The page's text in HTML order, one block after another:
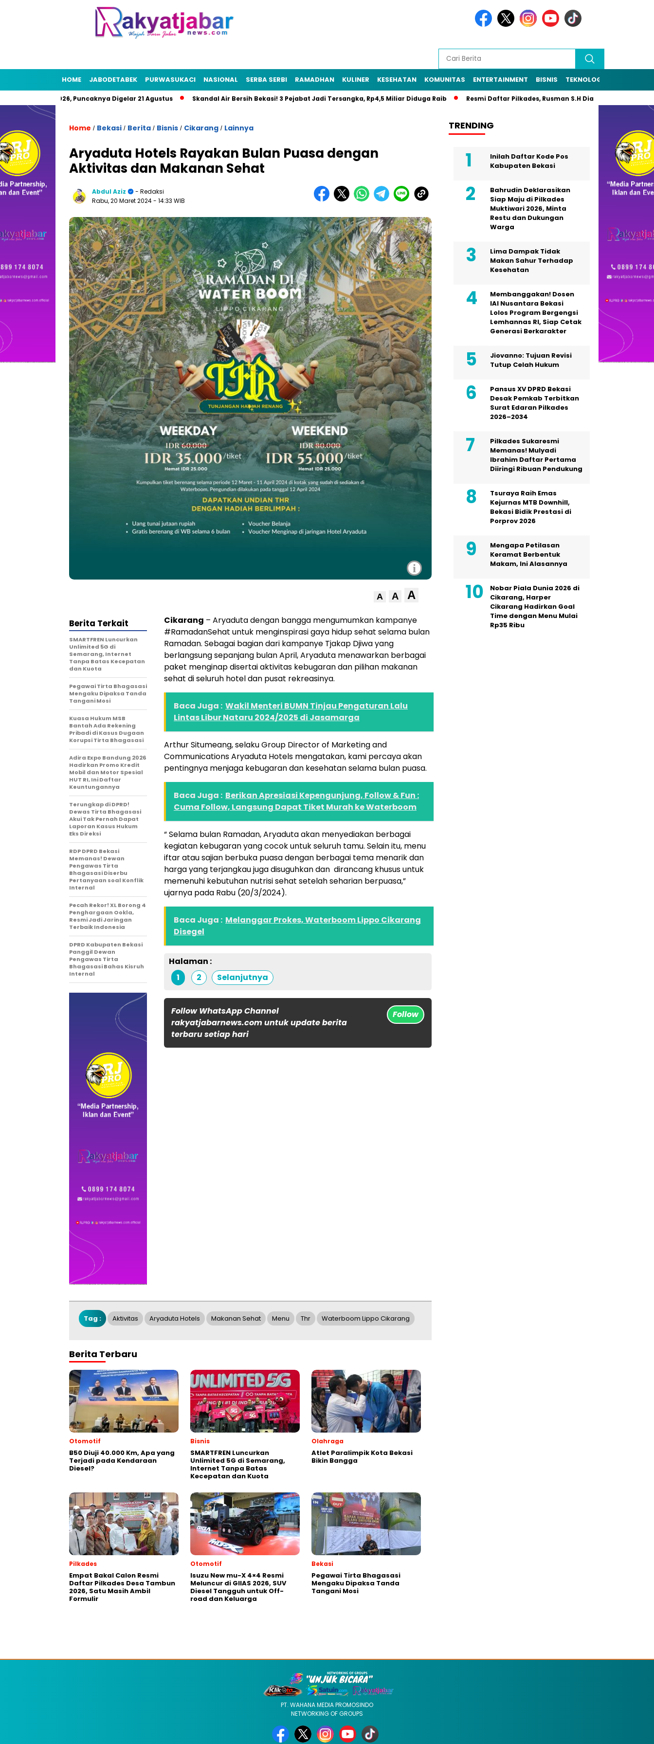
HOME JABODETABEK PURWASUKACI NASIONAL SERBA SERBI RAMADHAN KULINER KESEHATAN KOMUNITAS ENTERTAINMENT BISNIS TEKNOLOGI
RI 2026, Puncaknya Digelar 21 Agustus Skandal Air Bersih Bekasi! 3 Pejabat Jadi Tersangka, Rp4,5 Miliar Diduga Raib Resmi Daftar Pilkades, Rusman S.H Diantar Sekitar 1.000 Warga
Home / Bekasi / Berita / Bisnis / Cikarang / Lainnya
Aryaduta Hotels Rayakan Bulan Puasa dengan
Aktivitas dan Makanan Sehat
Abdul Aziz
- Redaksi
Rabu, 20 Maret 2024- 14:33 WIB
i
A A A
Cikarang – Aryaduta dengan bangga mengumumkan kampanye
#RamadanSehat untuk menginspirasi gaya hidup sehat selama bulan
Ramadan. Sebagai bagian dari kampanye Tjakap Djiwa yang
berlangsung sepanjang bulan April, Aryaduta menawarkan berbagai
paket menginap disertai aktivitas kebugaran dan pilihan makanan
sehat di seluruh hotel dan pusat rekreasinya.
Baca Juga : Wakil Menteri BUMN Tinjau Pengaturan Lalu
Lintas Libur Nataru 2024/2025 di Jasamarga
Arthur Situmeang, selaku Group Director of Marketing and
Communications Aryaduta Hotels mengatakan, kami percaya akan
pentingnya menjaga kebugaran dan kesehatan selama bulan puasa.
Baca Juga : Berikan Apresiasi Kepengunjung, Follow & Fun :
Cuma Follow, Langsung Dapat Tiket Murah ke Waterboom
“ Selama bulan Ramadan, Aryaduta akan menyediakan berbagai
kegiatan kebugaran yang cocok untuk seluruh tamu. Selain itu, menu
iftar atau sajian berbuka puasa dengan berbagai tema menarik dan
harga yang terjangkau juga disuguhkan dan dirancang khusus untuk
memenuhi kebutuhan nutrisi sehat setelah seharian berpuasa,”
ujarnya pada Rabu (20/3/2024).
Baca Juga : Melanggar Prokes, Waterboom Lippo Cikarang
Disegel
Halaman :
1
2 Selanjutnya
Follow WhatsApp Channel
rakyatjabarnews.com untuk update berita
terbaru setiap hari
Follow
Berita Terkait
SMARTFREN Luncurkan
Unlimited 5G di
Semarang, Internet
Tanpa Batas Kecepatan
dan Kuota
Pegawai Tirta Bhagasasi
Mengaku Dipaksa Tanda
Tangani Mosi
Kuasa Hukum MSB
Bantah Ada Rekening
Pribadi di Kasus Dugaan
Korupsi Tirta Bhagasasi
Adira Expo Bandung 2026
Hadirkan Promo Kredit
Mobil dan Motor Spesial
HUT RI, Ini Daftar
Keuntungannya
Terungkap di DPRD!
Dewas Tirta Bhagasasi
Akui Tak Pernah Dapat
Laporan Kasus Hukum
Eks Direksi
RDP DPRD Bekasi
Memanas! Dewan
Pengawas Tirta
Bhagasasi Diserbu
Pertanyaan soal Konflik
Internal
Pecah Rekor! XL Borong 4
Penghargaan Ookla,
Resmi Jadi Jaringan
Terbaik Indonesia
DPRD Kabupaten Bekasi
Panggil Dewan
Pengawas Tirta
Bhagasasi Bahas Kisruh
Internal
Tag : Aktivitas Aryaduta Hotels Makanan Sehat Menu Thr Waterboom Lippo Cikarang
Berita Terbaru
Otomotif
B50 Diuji 40.000 Km, Apa yang
Terjadi pada Kendaraan
Diesel?
Bisnis
SMARTFREN Luncurkan
Unlimited 5G di Semarang,
Internet Tanpa Batas
Kecepatan dan Kuota
Olahraga
Atlet Paralimpik Kota Bekasi
Bikin Bangga
Pilkades
Empat Bakal Calon Resmi
Daftar Pilkades Desa Tambun
2026, Satu Masih Ambil
Formulir
Otomotif
Isuzu New mu-X 4×4 Resmi
Meluncur di GIIAS 2026, SUV
Diesel Tangguh untuk Off-
road dan Keluarga
Bekasi
Pegawai Tirta Bhagasasi
Mengaku Dipaksa Tanda
Tangani Mosi
TRENDING
Inilah Daftar Kode Pos
Kabupaten Bekasi
Bahrudin Deklarasikan
Siap Maju di Pilkades
Muktiwari 2026, Minta
Restu dan Dukungan
Warga
Lima Dampak Tidak
Makan Sahur Terhadap
Kesehatan
Membanggakan! Dosen
IAI Nusantara Bekasi
Lolos Program Bergengsi
Lemhannas RI, Siap Cetak
Generasi Berkarakter
Jiovanno: Tujuan Revisi
Tutup Celah Hukum
Pansus XV DPRD Bekasi
Desak Pemkab Terbitkan
Surat Edaran Pilkades
2026–2034
Pilkades Sukaresmi
Memanas! Mulyadi
Ibrahim Daftar Pertama
Diiringi Ribuan Pendukung
Tsuraya Raih Emas
Kejurnas MTB Downhill,
Bekasi Bidik Prestasi di
Porprov 2026
Mengapa Petilasan
Keramat Berbentuk
Makam, Ini Alasannya
Nobar Piala Dunia 2026 di
Cikarang, Harper
Cikarang Hadirkan Goal
Time dengan Menu Mulai
Rp35 Ribu
PT. WAHANA MEDIA PROMOSINDO
NETWORKING OF GROUPS